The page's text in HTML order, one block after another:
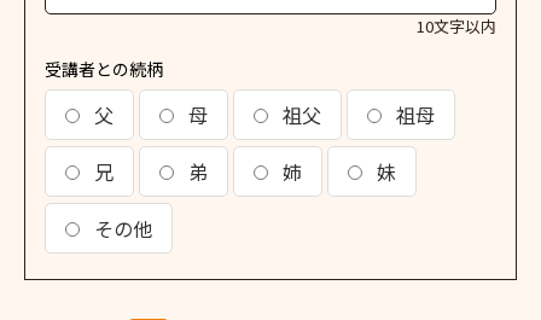
10文字以内
受講者との続柄
父 母 祖父
祖母
兄
弟 姉
妹
その他